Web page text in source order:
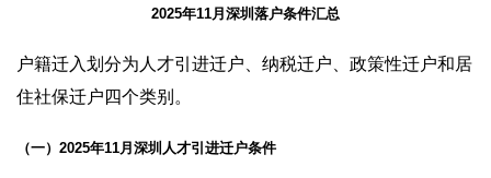
2025年11月深圳落户条件汇总
户籍迁入划分为人才引进迁户、纳税迁户、政策性迁户和居
住社保迁户四个类别。
（一）2025年11月深圳人才引进迁户条件